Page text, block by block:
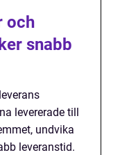
och
snabb
levererade till
undvika
leveranstid.